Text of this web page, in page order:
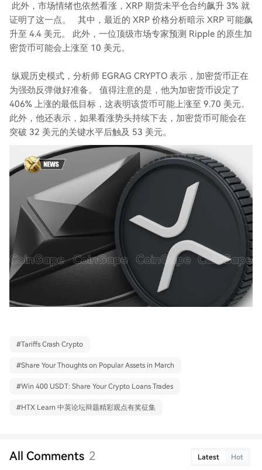
此外，市场情绪也依然看涨，XRP 期货未平仓合约飙升 3% 就
证明了这一点。 其中，最近的 XRP 价格分析暗示 XRP 可能飙
升至 4.4 美元。 此外，一位顶级市场专家预测 Ripple 的原生加
密货币可能会上涨至 10 美元。
纵观历史模式，分析师 EGRAG CRYPTO 表示，加密货币正在
为强劲反弹做好准备。 值得注意的是，他为加密货币设定了
406% 上涨的最低目标，这表明该货币可能上涨至 9.70 美元。
此外，他还表示，如果看涨势头持续下去，加密货币可能会在
突破 32 美元的关键水平后触及 53 美元。
#Tariffs Crash Crypto
#Share Your Thoughts on Popular Assets in March
#Win 400 USDT: Share Your Crypto Loans Trades
#HTX Learn 中英论坛辩题精彩观点有奖征集
All Comments 2 Latest Hot